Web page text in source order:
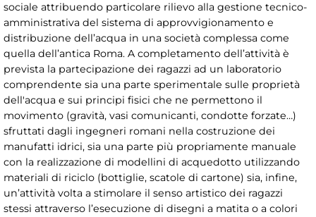
sociale attribuendo particolare rilievo alla gestione tecnico-
amministrativa del sistema di approvvigionamento e
distribuzione dell’acqua in una società complessa come
quella dell’antica Roma. A completamento dell’attività è
prevista la partecipazione dei ragazzi ad un laboratorio
comprendente sia una parte sperimentale sulle proprietà
dell'acqua e sui principi fisici che ne permettono il
movimento (gravità, vasi comunicanti, condotte forzate…)
sfruttati dagli ingegneri romani nella costruzione dei
manufatti idrici, sia una parte più propriamente manuale
con la realizzazione di modellini di acquedotto utilizzando
materiali di riciclo (bottiglie, scatole di cartone) sia, infine,
un’attività volta a stimolare il senso artistico dei ragazzi
stessi attraverso l’esecuzione di disegni a matita o a colori